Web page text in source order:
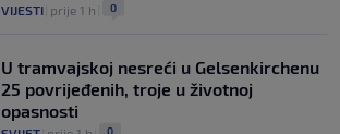
VIJESTI prije 1 h 0
U tramvajskoj nesreći u Gelsenkirchenu
25 povrijeđenih, troje u životnoj
opasnosti
0